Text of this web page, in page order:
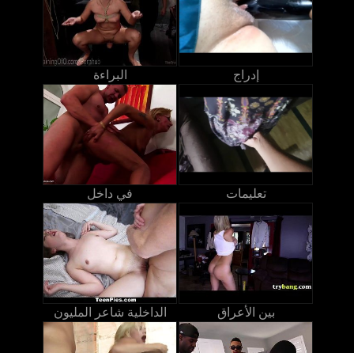
البراءة إدراج
في داخل تعليمات
الداخلية شاعر المليون بين الأعراق